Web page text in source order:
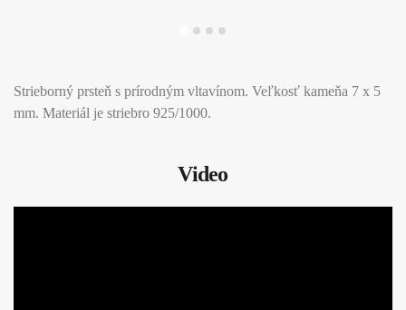
Strieborný prsteň s prírodným vltavínom. Veľkosť kameňa 7 x 5
mm. Materiál je striebro 925/1000.
Video